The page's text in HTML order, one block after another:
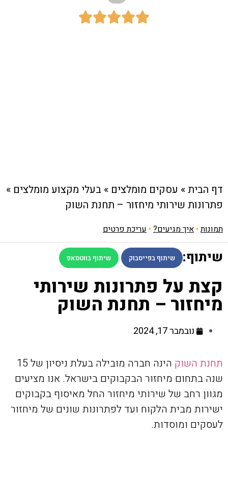





דף הבית» עסקים מומלצים » בעלי מקצוע מומלצים »
פתרונות שירותי מיחזור – תחנת השוק
תמונות• איך מגיעים? • עריכת פרטים
שיתוף: שיתוף בפייסבוק שיתוף בווטסאפ
קצת על פתרונות שירותי
מיחזור – תחנת השוק
נובמבר 17, 2024
תחנת השוק
הינה חברה מובילה בעלת ניסיון של 15
שנה בתחום מיחזור הבקבוקים בישראל. אנו מציעים
מגוון רחב של שירותי מיחזור החל מאיסוף בקבוקים
ישירות מבית הלקוח ועד לפתרונות שונים של מיחזור
לעסקים ומוסדות.